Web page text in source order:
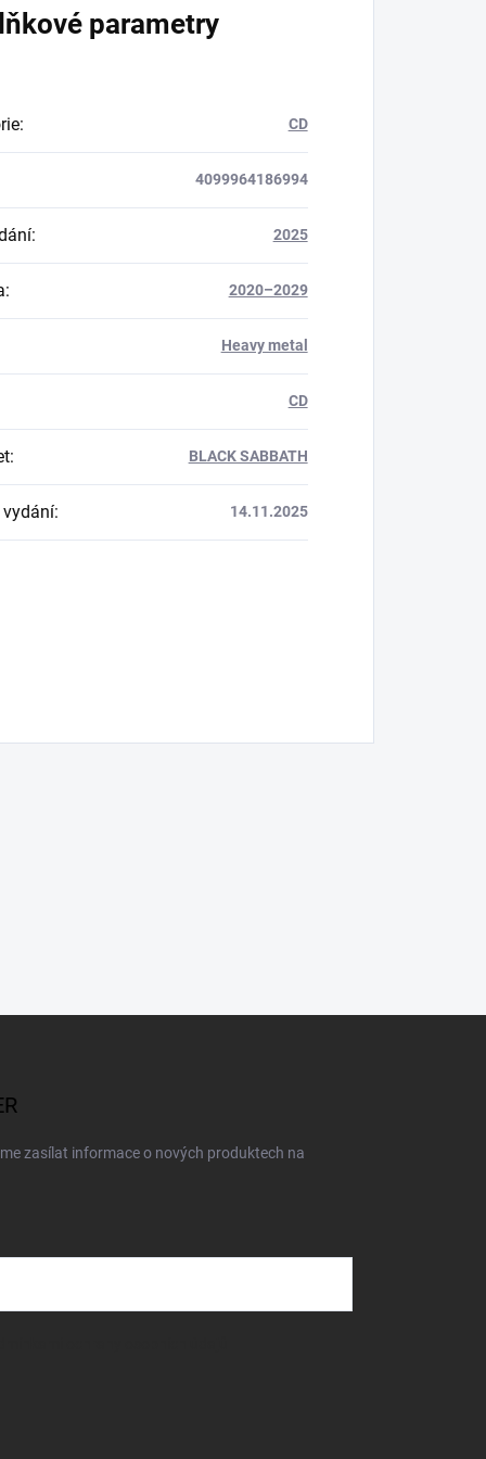
parametry
: CD
4099964186994
: 2025
: 2020–2029
Heavy metal
CD
: BLACK SABBATH
: 14.11.2025
zasílat informace o nových produktech na